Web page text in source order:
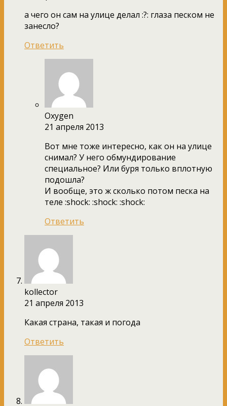
а чего он сам на улице делал :?: глаза песком не
занесло?
Ответить
Oxygen
21 апреля 2013
Вот мне тоже интересно, как он на улице
снимал? У него обмундирование
специальное? Или буря только вплотную
подошла?
И вообще, это ж сколько потом песка на
теле :shock: :shock: :shock:
Ответить
kollector
21 апреля 2013
Какая страна, такая и погода
Ответить